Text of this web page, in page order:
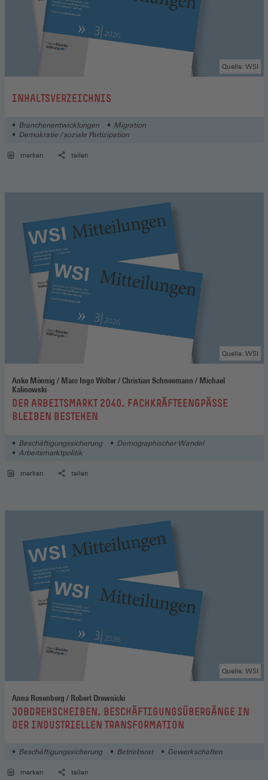
:INHALTSVERZEICHNIS
Quelle: WSI
Branchenentwicklungen
Migration
Demokratie / soziale Partizipation
merken teilen
Anke Mönnig / Marc Ingo Wolter / Christian Schneemann / Michael
Kalinowski
:DER ARBEITSMARKT 2040. FACHKRÄFTEENGPÄSSE
BLEIBEN BESTEHEN
Quelle: WSI
Beschäftigungssicherung
Demographischer Wandel
Arbeitsmarktpolitik
merken teilen
Anna Rosenberg / Robert Drewnicki
:JOBDREHSCHEIBEN. BESCHÄFTIGUNGSÜBERGÄNGE IN
DER INDUSTRIELLEN TRANSFORMATION
Quelle: WSI
Beschäftigungssicherung Betriebsrat Gewerkschaften
merken teilen